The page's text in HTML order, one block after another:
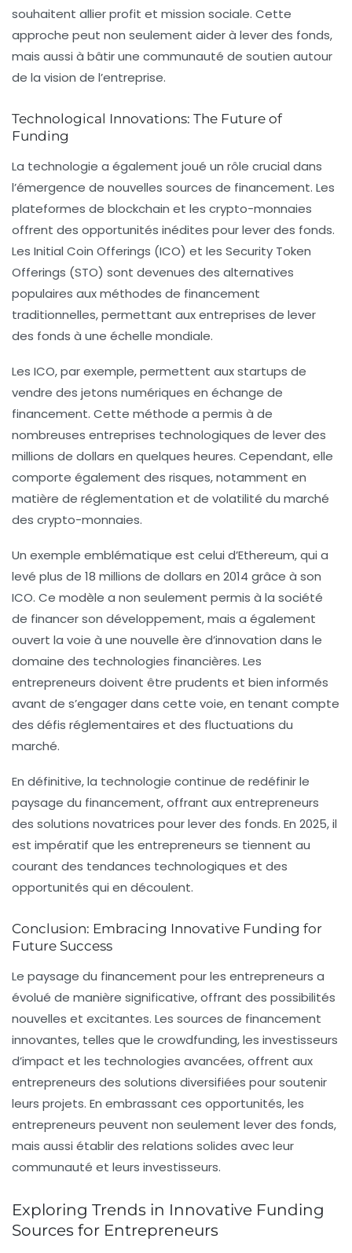
souhaitent allier profit et mission sociale. Cette
approche peut non seulement aider à lever des fonds,
mais aussi à bâtir une communauté de soutien autour
de la vision de l’entreprise.
Technological Innovations: The Future of
Funding
La technologie a également joué un rôle crucial dans
l’émergence de nouvelles sources de financement. Les
plateformes de blockchain et les crypto-monnaies
offrent des opportunités inédites pour lever des fonds.
Les Initial Coin Offerings (ICO) et les Security Token
Offerings (STO) sont devenues des alternatives
populaires aux méthodes de financement
traditionnelles, permettant aux entreprises de lever
des fonds à une échelle mondiale.
Les ICO, par exemple, permettent aux startups de
vendre des jetons numériques en échange de
financement. Cette méthode a permis à de
nombreuses entreprises technologiques de lever des
millions de dollars en quelques heures. Cependant, elle
comporte également des risques, notamment en
matière de réglementation et de volatilité du marché
des crypto-monnaies.
Un exemple emblématique est celui d’Ethereum, qui a
levé plus de 18 millions de dollars en 2014 grâce à son
ICO. Ce modèle a non seulement permis à la société
de financer son développement, mais a également
ouvert la voie à une nouvelle ère d’innovation dans le
domaine des technologies financières. Les
entrepreneurs doivent être prudents et bien informés
avant de s’engager dans cette voie, en tenant compte
des défis réglementaires et des fluctuations du
marché.
En définitive, la technologie continue de redéfinir le
paysage du financement, offrant aux entrepreneurs
des solutions novatrices pour lever des fonds. En 2025, il
est impératif que les entrepreneurs se tiennent au
courant des tendances technologiques et des
opportunités qui en découlent.
Conclusion: Embracing Innovative Funding for
Future Success
Le paysage du financement pour les entrepreneurs a
évolué de manière significative, offrant des possibilités
nouvelles et excitantes. Les sources de financement
innovantes, telles que le crowdfunding, les investisseurs
d’impact et les technologies avancées, offrent aux
entrepreneurs des solutions diversifiées pour soutenir
leurs projets. En embrassant ces opportunités, les
entrepreneurs peuvent non seulement lever des fonds,
mais aussi établir des relations solides avec leur
communauté et leurs investisseurs.
Exploring Trends in Innovative Funding
Sources for Entrepreneurs